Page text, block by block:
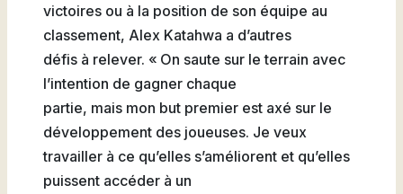
victoires ou à la position de son équipe au
classement, Alex Katahwa a d’autres
défis à relever. « On saute sur le terrain avec
l’intention de gagner chaque
partie, mais mon but premier est axé sur le
développement des joueuses. Je veux
travailler à ce qu’elles s’améliorent et qu’elles
puissent accéder à un